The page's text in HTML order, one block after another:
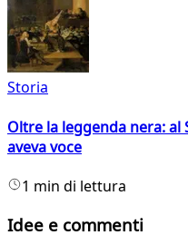
Storia
Oltre la leggenda nera:
aveva voce
1 min di lettura
Idee e commenti